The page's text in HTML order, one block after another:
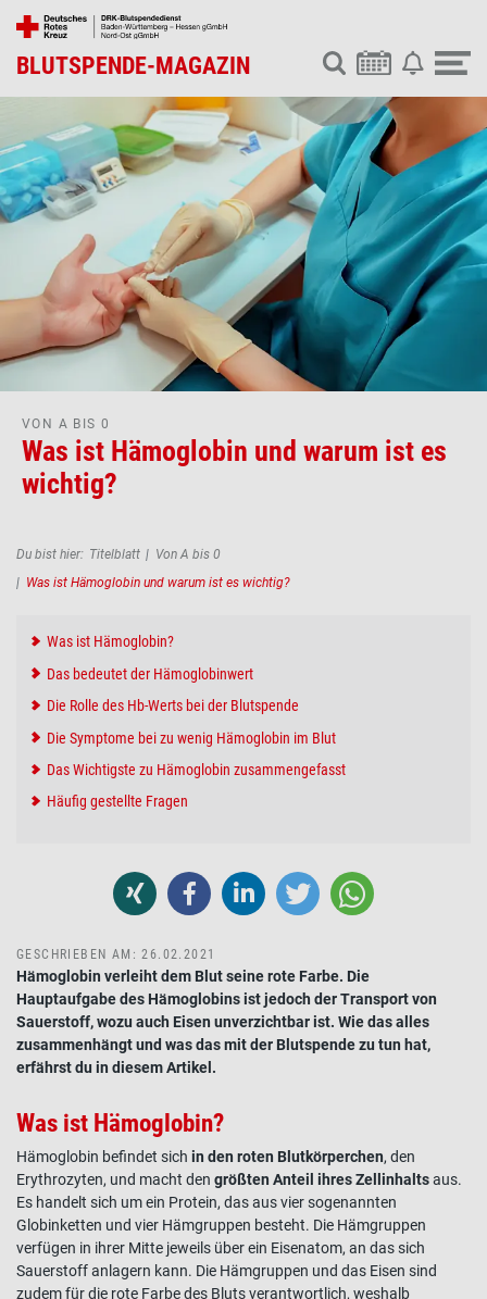
BLUTSPENDE-MAGAZIN
VON A BIS 0
Was ist Hämoglobin und warum ist es
wichtig?
Pfadnavigation
Du bist hier: Titelblatt
Von A bis 0
Was ist Hämoglobin und warum ist es wichtig?
GESCHRIEBEN AM: 26.02.2021
Hämoglobin verleiht dem Blut seine rote Farbe. Die
Hauptaufgabe des Hämoglobinsist jedoch der Transport von
Sauerstoff, wozu auch Eisen unverzichtbar ist. Wie das alles
zusammenhängt und was das mit der Blutspendezu tun hat,
erfährst du in diesem Artikel.
Was ist Hämoglobin?
Hämoglobin befindet sich in den roten Blutkörperchen, den
Erythrozyten, und macht den größten Anteil ihres Zellinhaltsaus.
Es handelt sich um ein Protein, das aus vier sogenannten
Globinketten und vier Hämgruppen besteht. Die Hämgruppen
verfügen in ihrer Mitte jeweils über ein Eisenatom, an das sich
Sauerstoffanlagern kann. Die Hämgruppen und das Eisen sind
zudem für die rote Farbedes Bluts verantwortlich, weshalb
Was ist Hämoglobin?
Das bedeutet der Hämoglobinwert
Die Rolle des Hb-Werts bei der Blutspende
Die Symptome bei zu wenig Hämoglobin im Blut
Das Wichtigste zu Hämoglobin zusammengefasst
Häufig gestellte Fragen